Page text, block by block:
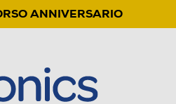
ANNIVERSARIO